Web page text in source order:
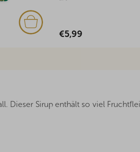
€5,99
Dieser Sirup enthält so viel